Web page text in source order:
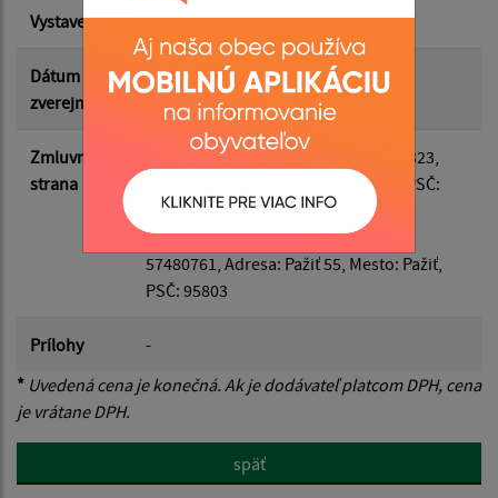
Suma do:
Vystavená 13.04.2026
Dátum
zverejnenia
13.04.2026
Zmluvná
strana
Odberateľ: Obec Terany, IČO: 00320323,
Adresa: Terany 116, Mesto: Terany, PSČ:
96268
Dodávateľ: FATIMA 55 s. r. o., IČO:
57480761, Adresa: Pažiť 55, Mesto: Pažiť,
PSČ: 95803
Prílohy
-
* Uvedená cena je konečná. Ak je dodávateľ platcom DPH, cena
je vrátane DPH.
späť